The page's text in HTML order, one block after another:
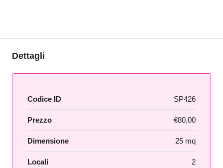
Dettagli
Codice ID SP426
Prezzo €80,00
Dimensione 25 mq
Locali 2